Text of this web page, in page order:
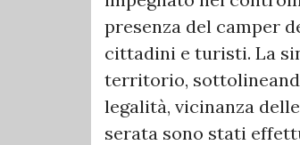
presenza del camper
cittadini e turisti. La
territorio,
legalità, vicinanza
serata sono stati